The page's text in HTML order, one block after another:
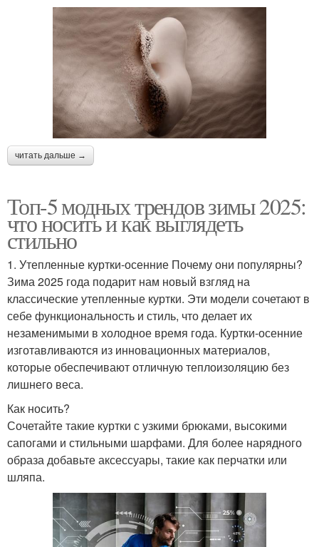
читать дальше →
Топ-5 модных трендов зимы 2025:
что носить и как выглядеть
стильно
1. Утепленные куртки-осенние Почему они популярны?
Зима 2025 года подарит нам новый взгляд на
классические утепленные куртки. Эти модели сочетают в
себе функциональность и стиль, что делает их
незаменимыми в холодное время года. Куртки-осенние
изготавливаются из инновационных материалов,
которые обеспечивают отличную теплоизоляцию без
лишнего веса.
Как носить?
Сочетайте такие куртки с узкими брюками, высокими
сапогами и стильными шарфами. Для более нарядного
образа добавьте аксессуары, такие как перчатки или
шляпа.